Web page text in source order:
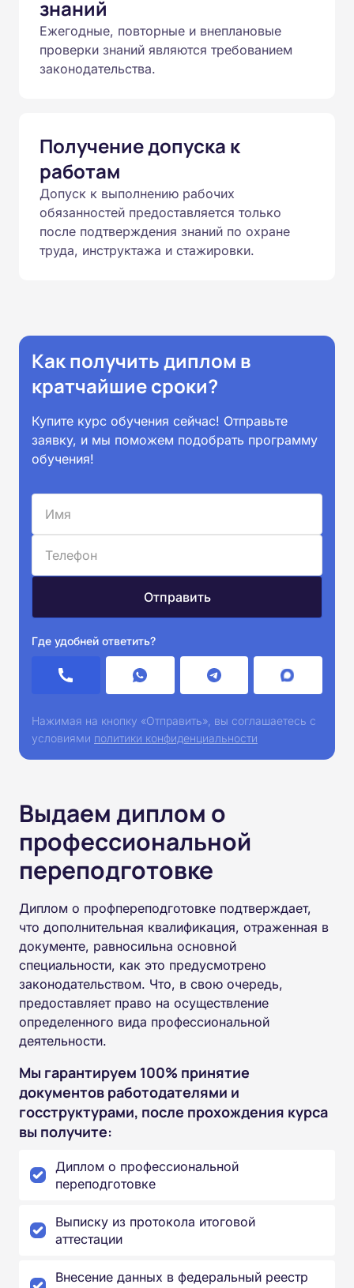
знаний
Ежегодные, повторные и внеплановые
проверки знаний являются требованием
законодательства.
Получение допуска к
работам
Допуск к выполнению рабочих
обязанностей предоставляется только
после подтверждения знаний по охране
труда, инструктажа и стажировки.
Как получить диплом в
кратчайшие сроки?
Купите курс обучения сейчас! Отправьте
заявку, и мы поможем подобрать программу
обучения!
Где удобней ответить?
Нажимая на кнопку «Отправить», вы соглашаетесь с
условиями политики конфиденциальности
Выдаем диплом о
профессиональной
переподготовке
Диплом о профпереподготовке подтверждает,
что дополнительная квалификация, отраженная в
документе, равносильна основной
специальности, как это предусмотрено
законодательством. Что, в свою очередь,
предоставляет право на осуществление
определенного вида профессиональной
деятельности.
Мы гарантируем 100% принятие
документов работодателями и
госструктурами, после прохождения курса
вы получите:
Диплом о профессиональной
переподготовке
Выписку из протокола итоговой
аттестации
Внесение данных в федеральный реестр